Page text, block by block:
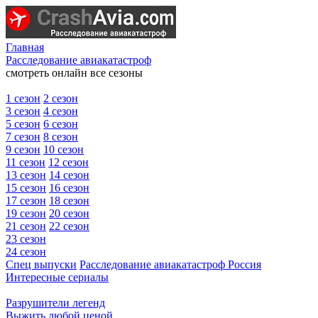
Главная
Расследование авиакатастроф
смотреть онлайн все сезоны
1 сезон 2 сезон
3 сезон 4 сезон
5 сезон 6 сезон
7 сезон 8 сезон
9 сезон 10 сезон
11 сезон 12 сезон
13 сезон 14 сезон
15 сезон 16 сезон
17 сезон 18 сезон
19 сезон 20 сезон
21 сезон 22 сезон
23 сезон
24 сезон
Спец выпуски Расследование авиакатастроф Россия
Интересные сериалы
Разрушители легенд
Выжить любой ценой